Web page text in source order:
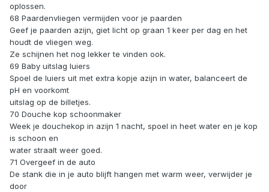
oplossen.
68 Paardenvliegen vermijden voor je paarden
Geef je paarden azijn, giet licht op graan 1 keer per dag en het
houdt de vliegen weg.
Ze schijnen het nog lekker te vinden ook.
69 Baby uitslag luiers
Spoel de luiers uit met extra kopje azijn in water, balanceert de
pH en voorkomt
uitslag op de billetjes.
70 Douche kop schoonmaker
Week je douchekop in azijn 1 nacht, spoel in heet water en je kop
is schoon en
water straalt weer goed.
71 Overgeef in de auto
De stank die in je auto blijft hangen met warm weer, verwijder je
door